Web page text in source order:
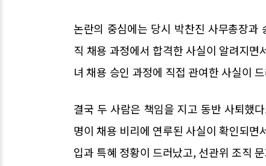
논란의 중심에는 당시 박찬진 사무총장과
직 채용 과정에서 합격한 사실이 알려지
녀 채용 승인 과정에 직접 관여한 사실이
결국 두 사람은 책임을 지고 동반 사퇴했
명이 채용 비리에 연루된 사실이 확인되
입과 특혜 정황이 드러났고, 선관위 조직